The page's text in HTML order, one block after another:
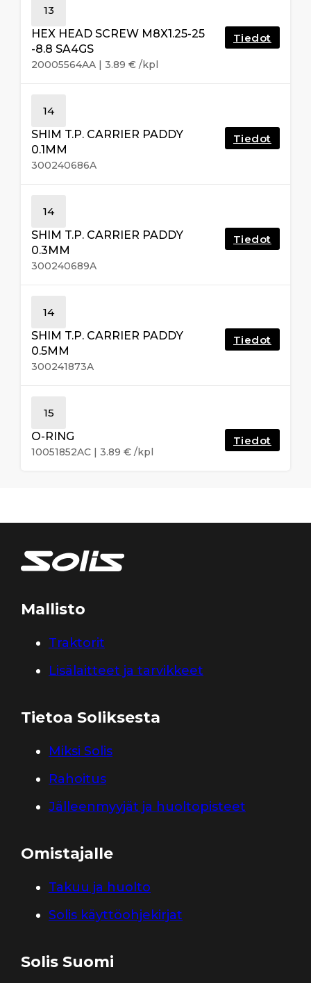
13
HEX HEAD SCREW M8X1.25-25
-8.8 SA4GS
20005564AA | 3.89 € /kpl
Tiedot
14
SHIM T.P. CARRIER PADDY
0.1MM
300240686A
Tiedot
14
SHIM T.P. CARRIER PADDY
0.3MM
300240689A
Tiedot
14
SHIM T.P. CARRIER PADDY
0.5MM
300241873A
Tiedot
15
O-RING
10051852AC | 3.89 € /kpl
Tiedot
Mallisto
Traktorit
Lisälaitteet ja tarvikkeet
Tietoa Soliksesta
Miksi Solis
Rahoitus
Jälleenmyyjät ja huoltopisteet
Omistajalle
Takuu ja huolto
Solis käyttöohjekirjat
Solis Suomi